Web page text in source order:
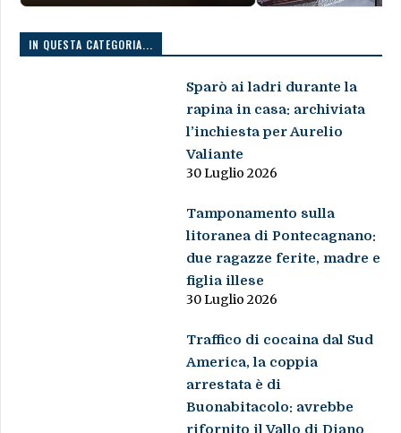
IN QUESTA CATEGORIA...
Sparò ai ladri durante la
rapina in casa: archiviata
l’inchiesta per Aurelio
Valiante
30 Luglio 2026
Tamponamento sulla
litoranea di Pontecagnano:
due ragazze ferite, madre e
figlia illese
30 Luglio 2026
Traffico di cocaina dal Sud
America, la coppia
arrestata è di
Buonabitacolo: avrebbe
rifornito il Vallo di Diano